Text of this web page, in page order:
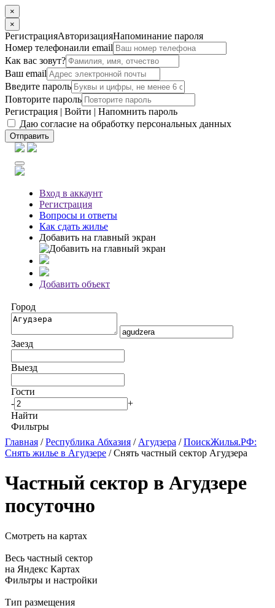
×
×
РегистрацияАвторизацияНапоминание пароля
Номер телефонаили email
Как вас зовут?
Ваш email
Введите пароль
Повторите пароль
Регистрация | Войти | Напомнить пароль
Даю согласие на обработку персональных данных
Отправить
Вход в аккаунт
Регистрация
Вопросы и ответы
Как сдать жилье
Добавить на главный экран
Добавить объект
Город
Заезд
Выезд
Гости
-
+
Найти
Фильтры
Главная /Республика Абхазия / Агудзера /ПоискЖилья.РФ:
Снять жилье в Агудзере / Снять частный сектор Агудзера
Частный сектор в Агудзере
посуточно
Смотреть на картах
Весь частный сектор
на Яндекс Картах
Фильтры и настройки
Тип размещения